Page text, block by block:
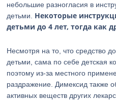
небольшие разногласия в
детьми. Некоторые
детьми до 4 лет, тогда как
Несмотря на то, что средство
детьми, сама по себе детская
поэтому из-за местного
раздражение. Димексид также
активных веществ других